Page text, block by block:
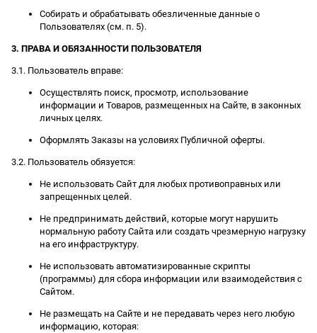
Собирать и обрабатывать обезличенные данные о
Пользователях (см. п. 5).
3. ПРАВА И ОБЯЗАННОСТИ ПОЛЬЗОВАТЕЛЯ
3.1. Пользователь вправе:
Осуществлять поиск, просмотр, использование
информации и Товаров, размещенных на Сайте, в законных
личных целях.
Оформлять Заказы на условиях Публичной оферты.
3.2. Пользователь обязуется:
Не использовать Сайт для любых противоправных или
запрещенных целей.
Не предпринимать действий, которые могут нарушить
нормальную работу Сайта или создать чрезмерную нагрузку
на его инфраструктуру.
Не использовать автоматизированные скрипты
(программы) для сбора информации или взаимодействия с
Сайтом.
Не размещать на Сайте и не передавать через него любую
информацию, которая: